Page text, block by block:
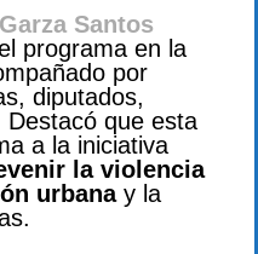
Santos
programa en la
por
diputados,
que esta
a la iniciativa
la violencia
urbanay la